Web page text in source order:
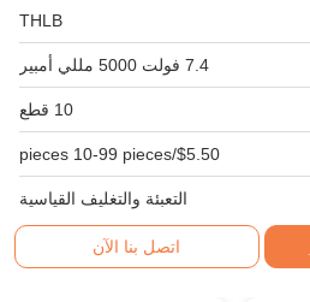
THLB
7.4 فولت 5000 مللي أمبير
10 قطع
$5.50/pieces 10-99 pieces
التعبئة والتغليف القياسية
اتصل بنا الآن